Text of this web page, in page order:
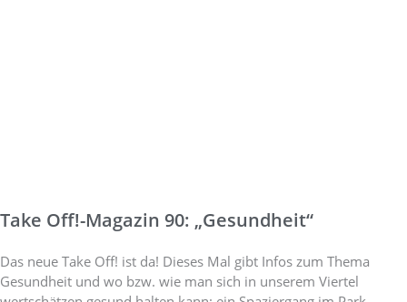
Take Off!-Magazin 90: „Gesundheit“
Das neue Take Off! ist da! Dieses Mal gibt Infos zum Thema
Gesundheit und wo bzw. wie man sich in unserem Viertel